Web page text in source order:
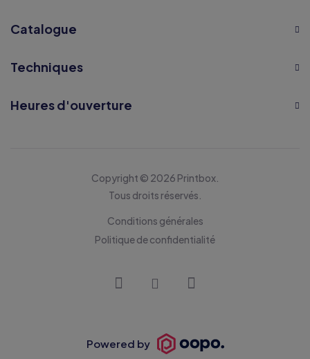
Catalogue
Techniques
Heures d'ouverture
Copyright © 2026 Printbox.
Tous droits réservés.
Conditions générales
Politique de confidentialité
Powered by